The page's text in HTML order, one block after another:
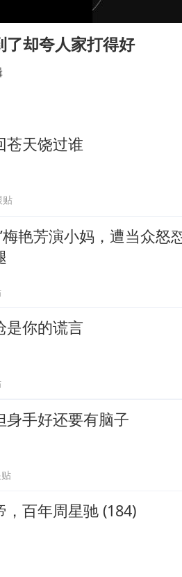
陈幸同晋级WTT横滨冠军
宇树科技中一签需缴款7.54
广东雷州通报特教老师招
了却夸人家打得好
苍天饶过谁
贴
梅艳芳演小妈，遭当众怒
是你的谎言
身手好还要有脑子
，百年周星驰 (184)